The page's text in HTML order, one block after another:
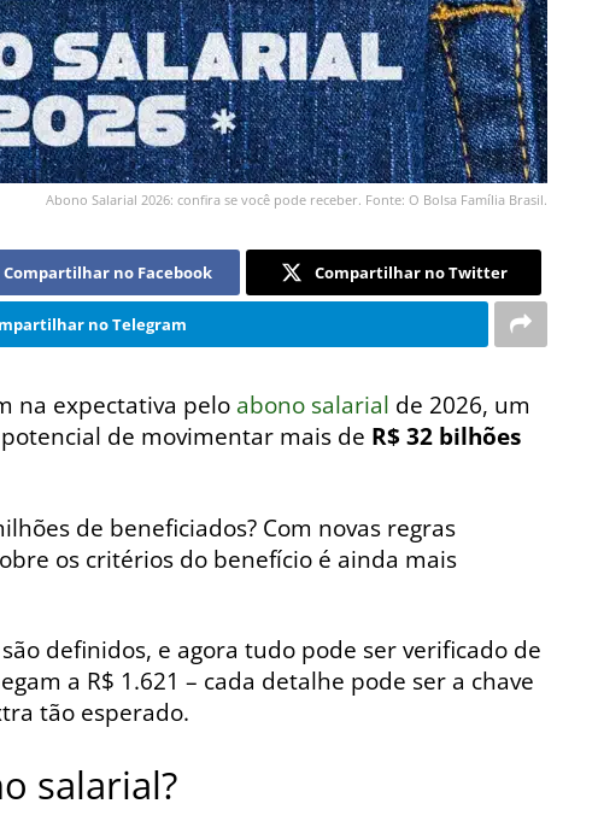
Abono Salarial 2026: confira se você pode receber. Fonte: O Bolsa Família Brasil.
Compartilhar no Facebook Compartilhar no Twitter
no Telegram
na expectativa pelo abono salarial de 2026, um
de movimentar mais de R$ 32 bilhões
de beneficiados? Com novas regras
os critérios do benefício é ainda mais
definidos, e agora tudo pode ser verificado de
a R$ 1.621 – cada detalhe pode ser a chave
tão esperado.
salarial?